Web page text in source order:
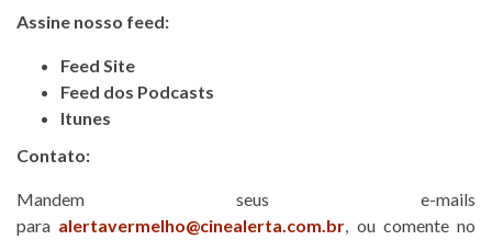
Assine nosso feed:
Feed Site
Feed dos Podcasts
Itunes
Contato:
Mandem seus e-mails
para alertavermelho@cinealerta.com.br, ou comente no